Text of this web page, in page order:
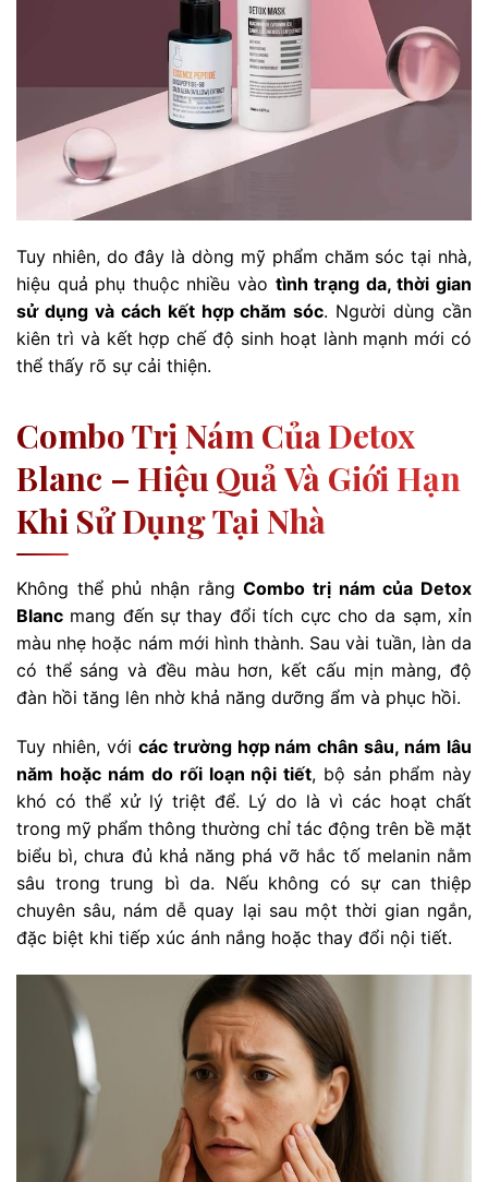
Tuy nhiên, do đây là dòng mỹ phẩm chăm sóc tại nhà,
hiệu quả phụ thuộc nhiều vào tình trạng da, thời gian
sử dụng và cách kết hợp chăm sóc. Người dùng cần
kiên trì và kết hợp chế độ sinh hoạt lành mạnh mới có
thể thấy rõ sự cải thiện.
Combo Trị Nám Của Detox
Blanc – Hiệu Quả Và Giới Hạn
Khi Sử Dụng Tại Nhà
Không thể phủ nhận rằngCombo trị nám của Detox
Blanc mang đến sự thay đổi tích cực cho da sạm, xỉn
màu nhẹ hoặc nám mới hình thành. Sau vài tuần, làn da
có thể sáng và đều màu hơn, kết cấu mịn màng, độ
đàn hồi tăng lên nhờ khả năng dưỡng ẩm và phục hồi.
Tuy nhiên, với các trường hợp nám chân sâu, nám lâu
năm hoặc nám do rối loạn nội tiết, bộ sản phẩm này
khó có thể xử lý triệt để. Lý do là vì các hoạt chất
trong mỹ phẩm thông thường chỉ tác động trên bề mặt
biểu bì, chưa đủ khả năng phá vỡ hắc tố melanin nằm
sâu trong trung bì da. Nếu không có sự can thiệp
chuyên sâu, nám dễ quay lại sau một thời gian ngắn,
đặc biệt khi tiếp xúc ánh nắng hoặc thay đổi nội tiết.